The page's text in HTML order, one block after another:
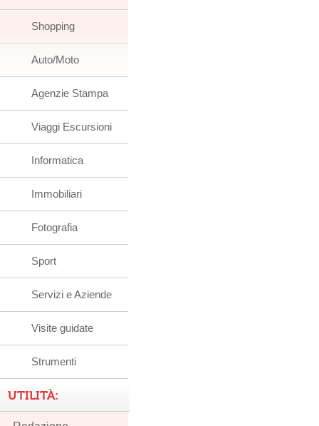
Shopping
Auto/Moto
Agenzie Stampa
Viaggi Escursioni
Informatica
Immobiliari
Fotografia
Sport
Servizi e Aziende
Visite guidate
Strumenti
UTILITÀ: